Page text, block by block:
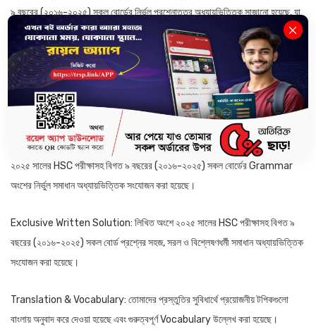
৯ বছরের (২০১৬-২০২৫) সকল বোর্ডের নির্ভুল প্রশ্নোত্তর অধ্যায়ভিত্তিক সাজানো হয়েছে, যা
অনুশীলনের মাধ্যমে তোমরা বুঝতে পারবে HSC পরীক্ষায় সচরাচর কোন ধরনের প্রশ্ন আসে এবং
তোমাদের HSC পরীক্ষায় কেমন প্রশ্ন আসতে পারে।
বইটিতে রয়েছে-
Illustrative Grammar Solution: সাধারণত HSC পরীক্ষার Grammar অংশের
প্রস্তুতির জন্য বিগত বছরের বোর্ড পরীক্ষার প্রশ্নগুলো বুঝে অনুশীলন করাই যথেষ্ট। এই অংশে
২০২৫ সালের HSC পরীক্ষাসহ বিগত ৯ বছরের (২০১৬-২০২৫) সকল বোর্ডের Grammar
অংশের নির্ভুল সমাধান অধ্যায়ভিত্তিক সংযোজন করা হয়েছে।
Exclusive Written Solution: লিখিত অংশে ২০২৫ সালের HSC পরীক্ষাসহ বিগত ৯
বছরের (২০১৬-২০২৫) সকল বোর্ড প্রশ্নের সহজ, সরল ও বিশ্লেষণধর্মী সমাধান অধ্যায়ভিত্তিক
সংযোজন করা হয়েছে।
Translation & Vocabulary: তোমাদের প্রস্তুতির সুবিধার্থে প্রয়োজনীয় টপিকগুলো
বাংলায় অনুবাদ করে দেওয়া হয়েছে এবং গুরুত্বপূর্ণ Vocabulary উল্লেখ করা হয়েছে।